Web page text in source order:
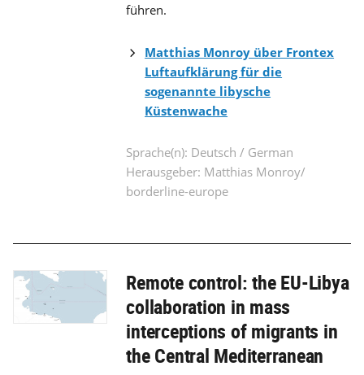
führen.
Matthias Monroy über Frontex
Luftaufklärung für die
sogenannte libysche
Küstenwache
Sprache(n): Deutsch / German
Herausgeber: Matthias Monroy/
borderline-europe
Remote control: the EU-Libya
collaboration in mass
interceptions of migrants in
the Central Mediterranean